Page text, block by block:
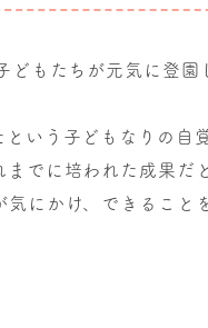
もたちが元気に登園
いう子どもなりの自
でに培われた成果だ
にかけ、できること